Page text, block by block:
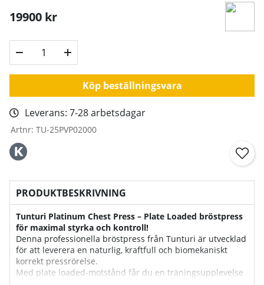
19900 kr
Köp beställningsvara
Leverans: 7-28 arbetsdagar
Artnr: TU-25PVP02000
PRODUKTBESKRIVNING
Tunturi Platinum Chest Press – Plate Loaded bröstpress
för maximal styrka och kontroll!
Denna professionella bröstpress från Tunturi är utvecklad
för att leverera en naturlig, kraftfull och biomekaniskt
korrekt pressrörelse.
Med plate loaded-motstånd får du en träningsupplevelse